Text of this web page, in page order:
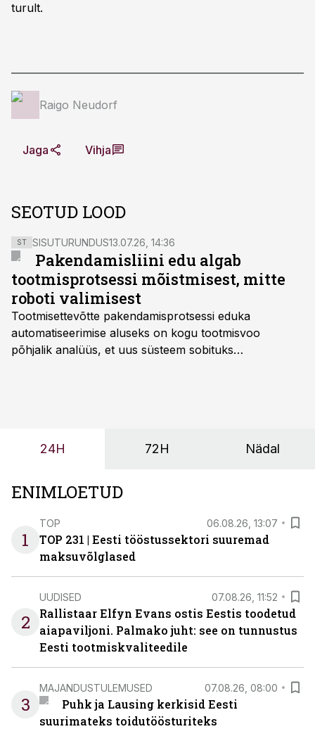
turult.
Raigo Neudorf
Jaga Vihja
SEOTUD LOOD
ST SISUTURUNDUS13.07.26, 14:36
Pakendamisliini edu algab
tootmisprotsessi mõistmisest, mitte
roboti valimisest
Tootmisettevõtte pakendamisprotsessi eduka
automatiseerimise aluseks on kogu tootmisvoo
põhjalik analüüs, et uus süsteem sobituks
OÜ tegevjuht Sander Mitendorf.
24H 72H Nädal
ENIMLOETUD
1
TOP 06.08.26, 13:07
TOP 231 | Eesti tööstussektori suuremad
maksuvõlglased
2
UUDISED 07.08.26, 11:52
Rallistaar Elfyn Evans ostis Eestis toodetud
aiapaviljoni. Palmako juht: see on tunnustus
Eesti tootmiskvaliteedile
3
MAJANDUSTULEMUSED 07.08.26, 08:00
Puhk ja Lausing kerkisid Eesti
suurimateks toidutöösturiteks